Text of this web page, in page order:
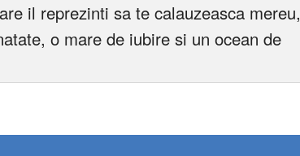
il reprezinti sa te calauzeasca mereu,
o mare de iubire si un ocean de